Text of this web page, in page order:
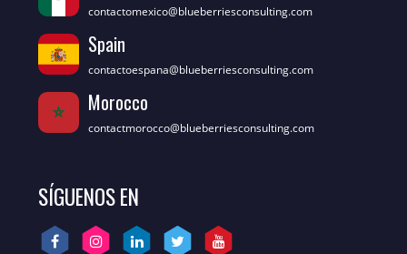
contactomexico@blueberriesconsulting.com
Spain
contactoespana@blueberriesconsulting.com
Morocco
contactmorocco@blueberriesconsulting.com
SÍGUENOS EN